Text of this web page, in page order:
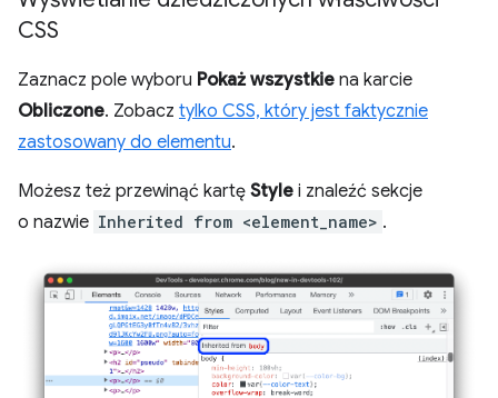
CSS
Zaznacz pole wyboru Pokaż wszystkie na karcie
Obliczone. Zobacz tylko CSS, który jest faktycznie
zastosowany do elementu.
Możesz też przewinąć kartę Style i znaleźć sekcje
o nazwie Inherited from <element_name> .